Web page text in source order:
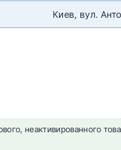
Киев, вул.
неактивированного